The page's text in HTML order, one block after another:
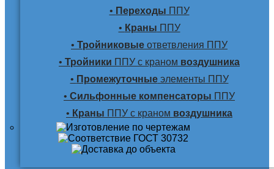
• Переходы ППУ
• Краны ППУ
• Тройниковые ответвления ППУ
• Тройники ППУ с краном воздушника
• Промежуточныеэлементы ППУ
• Сильфонные компенсаторы ППУ
• Краны ППУ с краном воздушника